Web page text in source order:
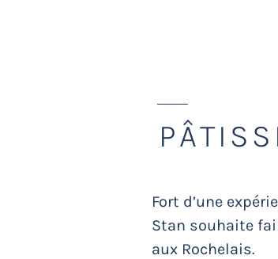
Fort d’une
Stan souhaite
aux Rochelais.